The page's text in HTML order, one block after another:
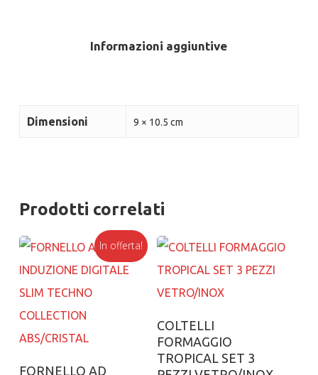
Informazioni aggiuntive
Dimensioni 9 × 10.5 cm
Prodotti correlati
In offerta!
Aggiungi al carrello
FORNELLO AD
Aggiungi al carrello
COLTELLI
FORMAGGIO
TROPICAL SET 3